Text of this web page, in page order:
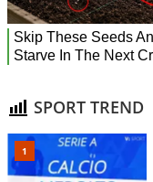
SPORT TREND